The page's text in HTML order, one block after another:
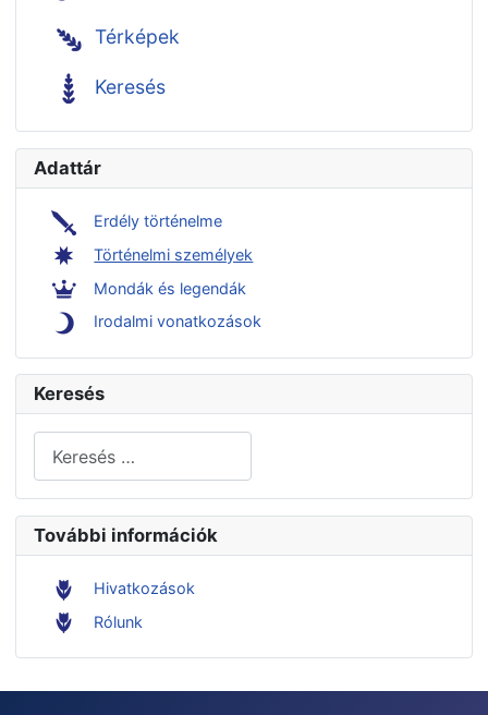
Térképek
Keresés
Adattár
Erdély történelme
Történelmi személyek
Mondák és legendák
Irodalmi vonatkozások
Keresés
További információk
Hivatkozások
Rólunk